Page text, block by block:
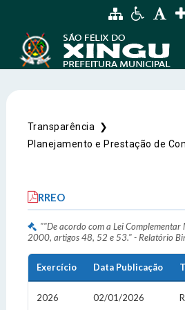
Transparência ❯
Planejamento e Prestação de
RREO
""De acordo com a Lei
2000, artigos 48, 52 e 53." - Relatório
Exercício Data Publicação
2026 02/01/2026
Acessibilidade
Tamanho da fonte:
Letra A > Fonte tamanho normal.
Letra A+ > Aumenta o tamanho
Webmail
Digite apenas o "usuário"
Usuário
Endereço e Contatos do
Prefeitura Municipal de São Félix
Avenida 22 de Março, Nº 915,
CEP: 68.380-00.
Contatos